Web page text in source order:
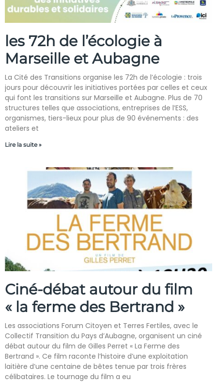
les 72h de l’écologie à
Marseille et Aubagne
La Cité des Transitions organise les 72h de l’écologie : trois
jours pour découvrir les initiatives portées par celles et ceux
qui font les transitions sur Marseille et Aubagne. Plus de 70
structures telles que associations, entreprises de l’ESS,
organismes, tiers-lieux pour plus de 90 événements : des
ateliers et
Lire la suite »
Ciné-débat autour du film
« la ferme des Bertrand »
Les associations Forum Citoyen et Terres Fertiles, avec le
Collectif Transition du Pays d’Aubagne, organisent un ciné
débat autour du film de Gilles Perret « La Ferme des
Bertrand ». Ce film raconte l’histoire d’une exploitation
laitière d’une centaine de bêtes tenue par trois frères
célibataires. Le tournage du film a eu